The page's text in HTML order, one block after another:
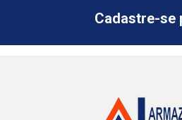
Cadastre-se